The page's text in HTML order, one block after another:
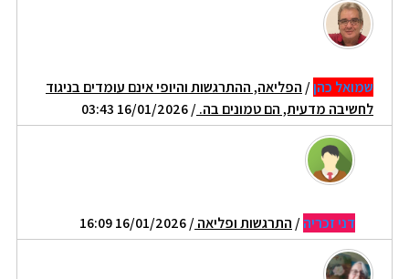
שמואל כהן/ הפליאה, ההתרגשות והיופי אינם עומדים בניגוד
לחשיבה מדעית, הם טמונים בה./ 16/01/2026 03:43
דני זכריה/ התרגשות ופליאה/ 16/01/2026 16:09